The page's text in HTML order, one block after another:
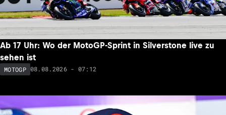
Ab 17 Uhr: Wo der MotoGP-Sprint in Silverstone live zu
sehen ist
MOTOGP 08.08.2026 - 07:12